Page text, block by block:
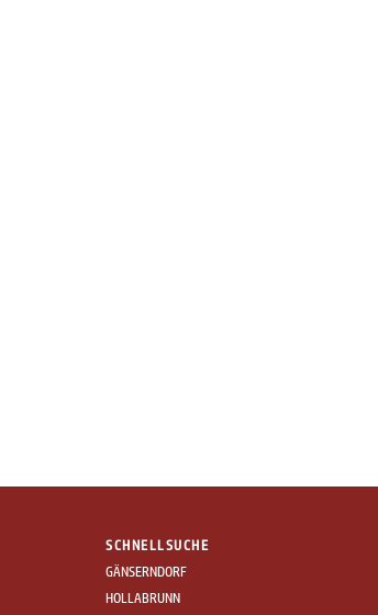
SCHNELLSUCHE
GÄNSERNDORF
HOLLABRUNN